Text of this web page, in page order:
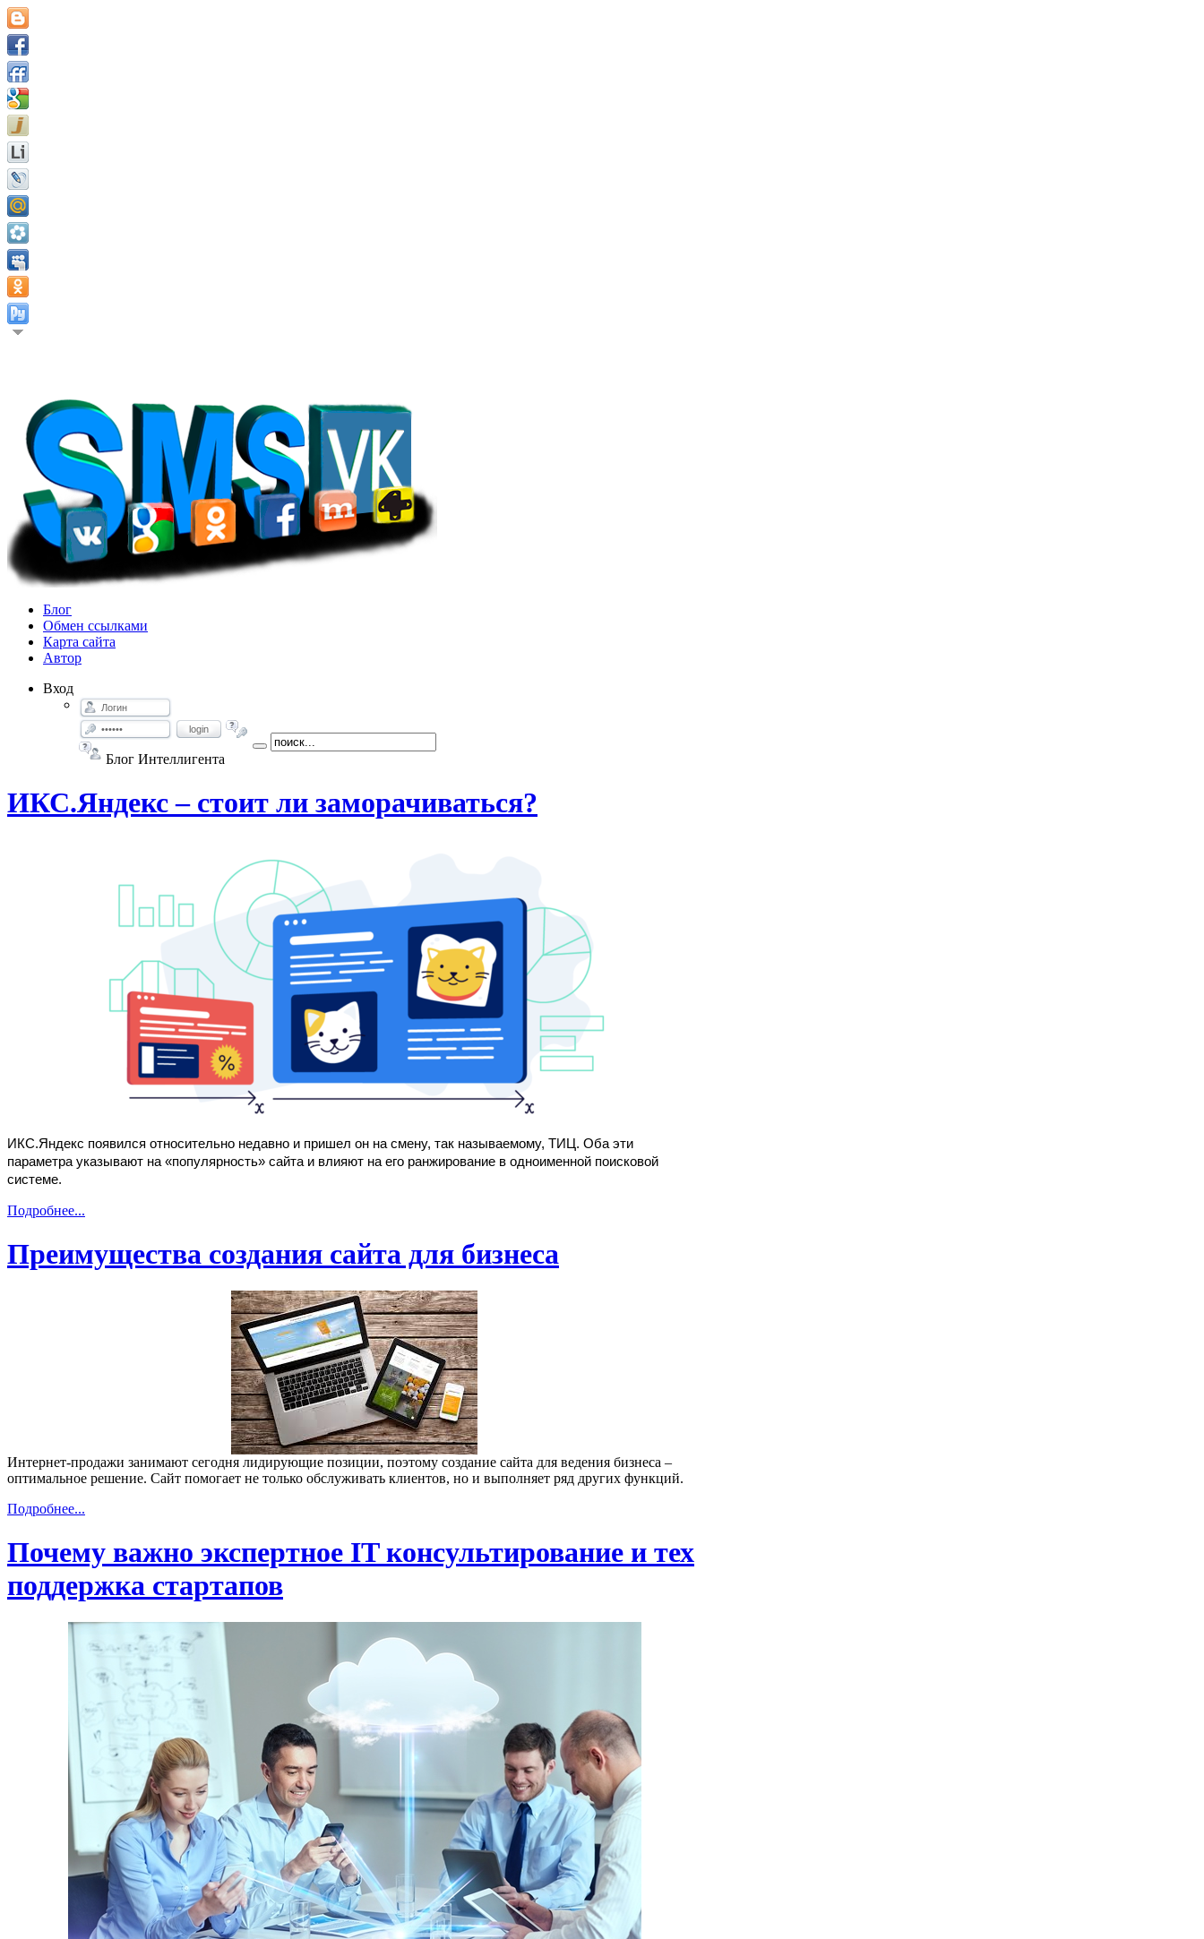
Блог
Обмен ссылками
Карта сайта
Автор
Вход
login
Блог Интеллигента
ИКС.Яндекс – стоит ли заморачиваться?
ИКС.Яндекс появился относительно недавно и пришел он на смену, так называемому, ТИЦ. Оба эти
параметра указывают на «популярность» сайта и влияют на его ранжирование в одноименной поисковой
системе.
Подробнее...
Преимущества создания сайта для бизнеса
Интернет-продажи занимают сегодня лидирующие позиции, поэтому создание сайта для ведения бизнеса –
оптимальное решение. Сайт помогает не только обслуживать клиентов, но и выполняет ряд других функций.
Подробнее...
Почему важно экспертное IT консультирование и тех
поддержка стартапов